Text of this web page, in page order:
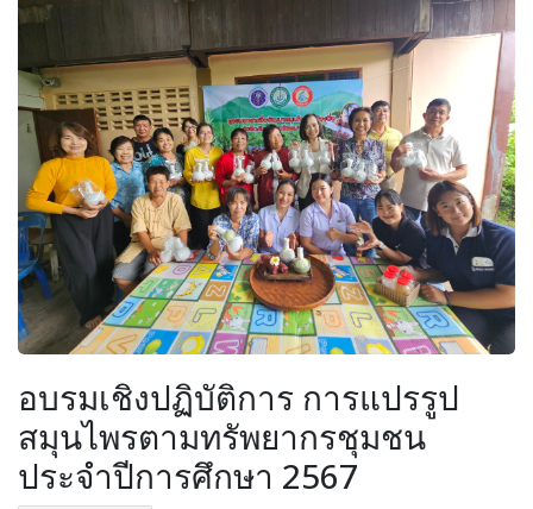
อบรมเชิงปฏิบัติการ การแปรรูป
สมุนไพรตามทรัพยากรชุมชน
ประจำปีการศึกษา 2567